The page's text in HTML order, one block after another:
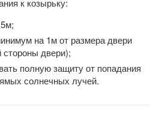
к козырьку:
на 1м от размера двери
двери);
полную защиту от попадания
солнечных лучей.